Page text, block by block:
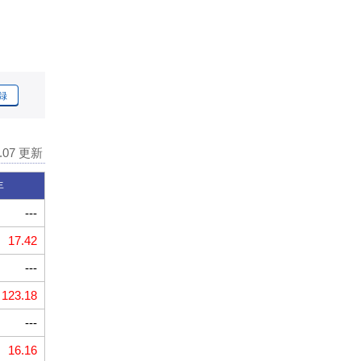
更新
---
17.42
---
123.18
---
16.16